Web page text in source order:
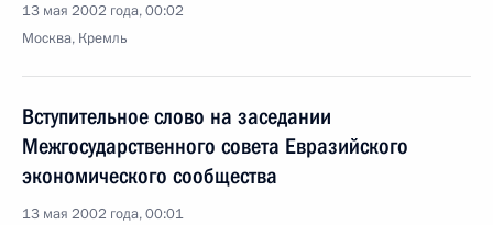
13 мая 2002 года, 00:02
Москва, Кремль
Вступительное слово на заседании
Межгосударственного совета Евразийского
экономического сообщества
13 мая 2002 года, 00:01